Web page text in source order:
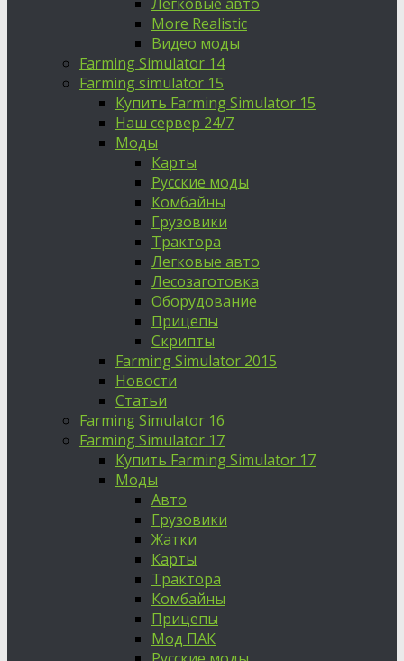
More Realistic
Видео моды
Farming Simulator 14
Farming simulator 15
Купить Farming Simulator 15
Наш сервер 24/7
Моды
Карты
Русские моды
Комбайны
Грузовики
Трактора
Легковые авто
Лесозаготовка
Оборудование
Прицепы
Скрипты
Farming Simulator 2015
Новости
Статьи
Farming Simulator 16
Farming Simulator 17
Купить Farming Simulator 17
Моды
Авто
Грузовики
Жатки
Карты
Трактора
Комбайны
Прицепы
Мод ПАК